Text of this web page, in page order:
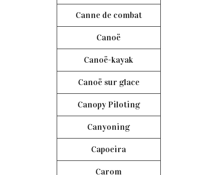
Canne de combat
Canoë
Canoë-kayak
Canoë sur glace
Canopy Piloting
Canyoning
Capoeira
Carom